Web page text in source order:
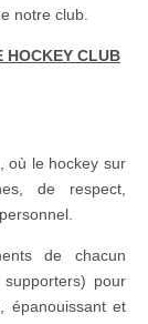
notre club.
HOCKEY CLUB
où le hockey sur
de respect,
de chacun
pour
épanouissant et